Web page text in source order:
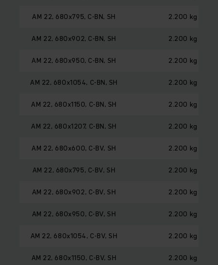
AM 22, 680x795, C-BN, SH 2.200 kg
AM 22, 680x902, C-BN, SH 2.200 kg
AM 22, 680x950, C-BN, SH 2.200 kg
AM 22, 680x1054, C-BN, SH 2.200 kg
AM 22, 680x1150, C-BN, SH 2.200 kg
AM 22, 680x1207, C-BN, SH 2.200 kg
AM 22, 680x600, C-BV, SH 2.200 kg
AM 22, 680x795, C-BV, SH 2.200 kg
AM 22, 680x902, C-BV, SH 2.200 kg
AM 22, 680x950, C-BV, SH 2.200 kg
AM 22, 680x1054, C-BV, SH 2.200 kg
AM 22, 680x1150, C-BV, SH 2.200 kg